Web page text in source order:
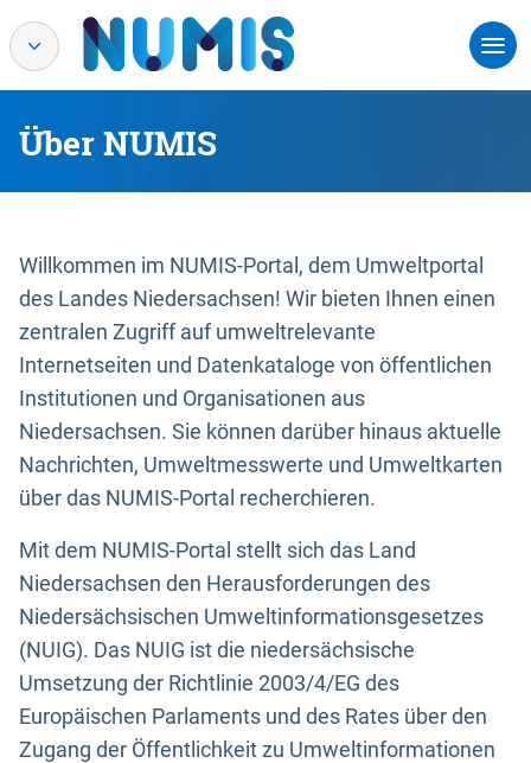
Über NUMIS
Willkommen im NUMIS-Portal, dem Umweltportal
des Landes Niedersachsen! Wir bieten Ihnen einen
zentralen Zugriff auf umweltrelevante
Internetseiten und Datenkataloge von öffentlichen
Institutionen und Organisationen aus
Niedersachsen. Sie können darüber hinaus aktuelle
Nachrichten, Umweltmesswerte und Umweltkarten
über das NUMIS-Portal recherchieren.
Mit dem NUMIS-Portal stellt sich das Land
Niedersachsen den Herausforderungen des
Niedersächsischen Umweltinformationsgesetzes
(NUIG). Das NUIG ist die niedersächsische
Umsetzung der Richtlinie 2003/4/EG des
Europäischen Parlaments und des Rates über den
Zugang der Öffentlichkeit zu Umweltinformationen